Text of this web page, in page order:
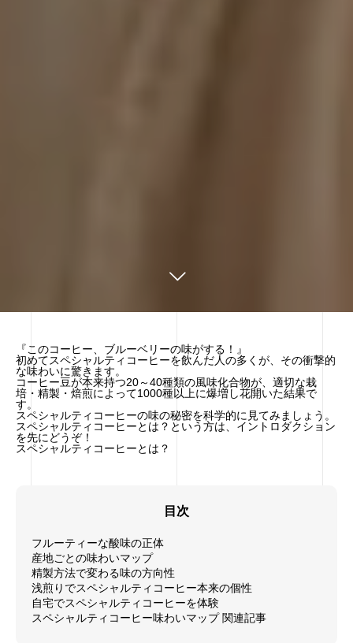
『このコーヒー、ブルーベリーの味がする！』
初めてスペシャルティコーヒーを飲んだ人の多くが、その衝撃的
な味わいに驚きます。
コーヒー豆が本来持つ20～40種類の風味化合物が、適切な栽
培・精製・焙煎によって1000種以上に爆増し花開いた結果で
す。
スペシャルティコーヒーの味の秘密を科学的に見てみましょう。
スペシャルティコーヒーとは？という方は、イントロダクション
を先にどうぞ！
スペシャルティコーヒーとは？
目次
フルーティーな酸味の正体
産地ごとの味わいマップ
精製方法で変わる味の方向性
浅煎りでスペシャルティコーヒー本来の個性
自宅でスペシャルティコーヒーを体験
スペシャルティコーヒー味わいマップ 関連記事